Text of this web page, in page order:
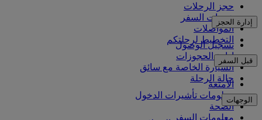
حجز الرحلات
خدمات السفر
المواصلات
التخطيط لرحلتكم
إدارة الحجز
تسجيل الوصول
إدارة الحجوزات
السيارة الخاصة مع سائق
حالة الرحلة
قبل السفر
الأمتعة
معلومات تأشيرات الدخول
الصحة
معلومات السفر
الوجهات